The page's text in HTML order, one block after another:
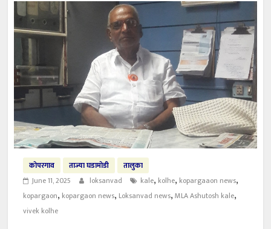
कोपरगाव ताज्या घडामोडी
तालुका
June 11, 2025
loksanvad kale, kolhe, kopargaaon news,
kopargaon, kopargaon news, Loksanvad news,MLA Ashutosh kale,
vivek kolhe